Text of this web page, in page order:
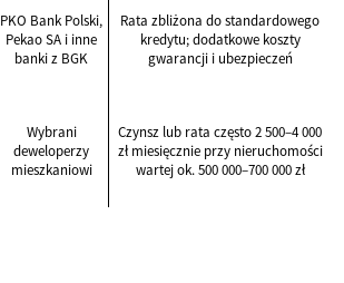
PKO Bank Polski,
Pekao SA i inne
banki z BGK
Rata zbliżona do standardowego
kredytu; dodatkowe koszty
gwarancji i ubezpieczeń
Wybrani
deweloperzy
mieszkaniowi
Czynsz lub rata często 2 500–4 000
zł miesięcznie przy nieruchomości
wartej ok. 500 000–700 000 zł